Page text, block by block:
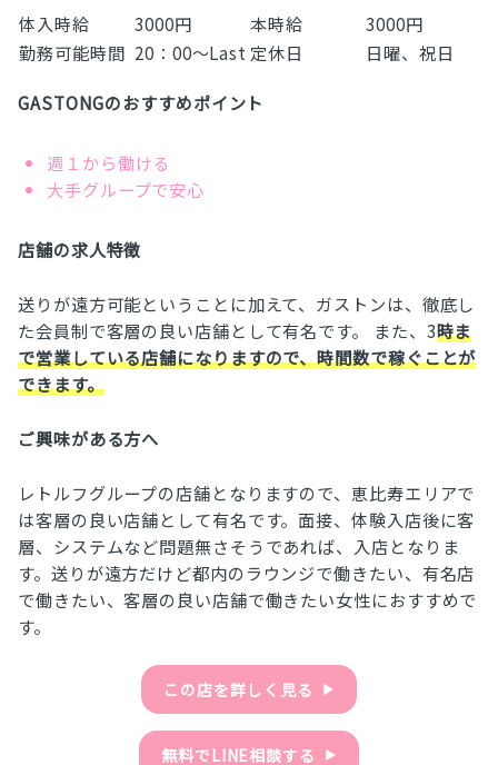
体入時給 3000円 本時給
3000円
勤務可能時間 20：00～Last 定休日 日曜、祝日
GASTONGのおすすめポイント
週１から働ける
大手グループで安心
店舗の求人特徴
送りが遠方可能ということに加えて、ガストンは、徹底し
た会員制で客層の良い店舗として有名です。 また、3時ま
で営業している店舗になりますので、時間数で稼ぐことが
できます。
ご興味がある方へ
レトルフグループの店舗となりますので、恵比寿エリアで
は客層の良い店舗として有名です。面接、体験入店後に客
層、システムなど問題無さそうであれば、入店となりま
す。送りが遠方だけど都内のラウンジで働きたい、有名店
で働きたい、客層の良い店舗で働きたい女性におすすめで
す。
この店を詳しく見る ▶︎
無料でLINE相談する ▶︎